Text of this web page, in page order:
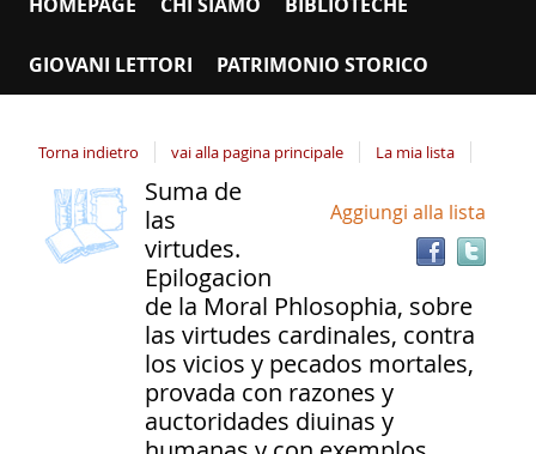
GIOVANI LETTORI PATRIMONIO STORICO
Torna indietro vai alla pagina principale La mia lista
Dettaglio
del
documento
copertina
Aggiungi alla lista
Suma de
las
virtudes.
Epilogacion
de la Moral Phlosophia, sobre
las virtudes cardinales, contra
los vicios y pecados mortales,
provada con razones y
auctoridades diuinas y